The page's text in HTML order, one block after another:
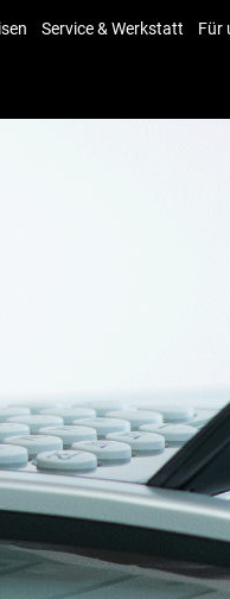
Service & Werkstatt Für